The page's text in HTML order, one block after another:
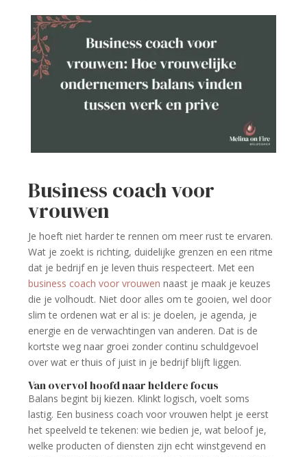
Business coach voor
vrouwen
Je hoeft niet harder te rennen om meer rust te ervaren.
Wat je zoekt is richting, duidelijke grenzen en een ritme
dat je bedrijf en je leven thuis respecteert. Met een
business coach voor vrouwen naast je maak je keuzes
die je volhoudt. Niet door alles om te gooien, wel door
slim te ordenen wat er al is: je doelen, je agenda, je
energie en de verwachtingen van anderen. Dat is de
kortste weg naar groei zonder continu schuldgevoel
over wat er thuis of juist in je bedrijf blijft liggen.
Van overvol hoofd naar heldere focus
Balans begint bij kiezen. Klinkt logisch, voelt soms
lastig. Een business coach voor vrouwen helpt je eerst
het speelveld te tekenen: wie bedien je, wat beloof je,
welke producten of diensten zijn echt winstgevend en